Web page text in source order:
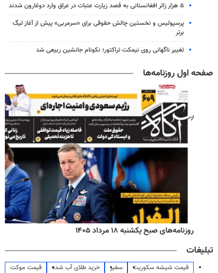
۵ هزار زائر افغانستانی به قصد زیارت عتبات در عراق وارد دوغارون شدند
پرسپولیس و نخستین چالش حقوقی برای «سرمربی» پیش از آغاز لیگ
برتر
تغییر ناگهانی روی نیمکت تراکتور؛ نکونام جانشین ربیعی شد
صفحه اول روزنامه‌ها
روزنامه‌های صبح یکشنبه ۱۸ مرداد ۱۴۰۵
تبلیغات
قیمت شیشه سکوریت سفیر خرید طلای آب شده
قیمت موکت